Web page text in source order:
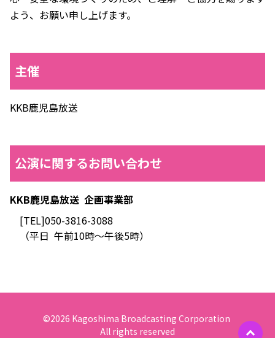
よう、お願い申し上げます。
主催
KKB鹿児島放送
公演に関するお問い合わせ
KKB鹿児島放送 企画事業部
[TEL]050-3816-3088
（平日 午前10時～午後5時）
©2026 Kagoshima Broadcasting Corporation
All rights reserved